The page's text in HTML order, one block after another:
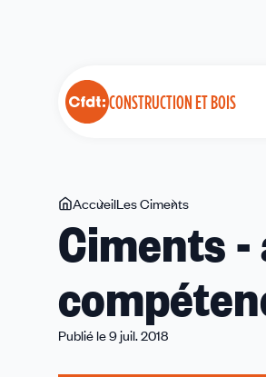
CONSTRUCTION ET BOIS
Vous
êtes
ici
AccueilLes Ciments
-
accord
opérateur
de
Ciments
Publié le 9 juil. 2018